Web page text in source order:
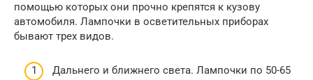
помощью которых они прочно крепятся к кузову
автомобиля. Лампочки в осветительных приборах
бывают трех видов.
Дальнего и ближнего света. Лампочки по 50-65